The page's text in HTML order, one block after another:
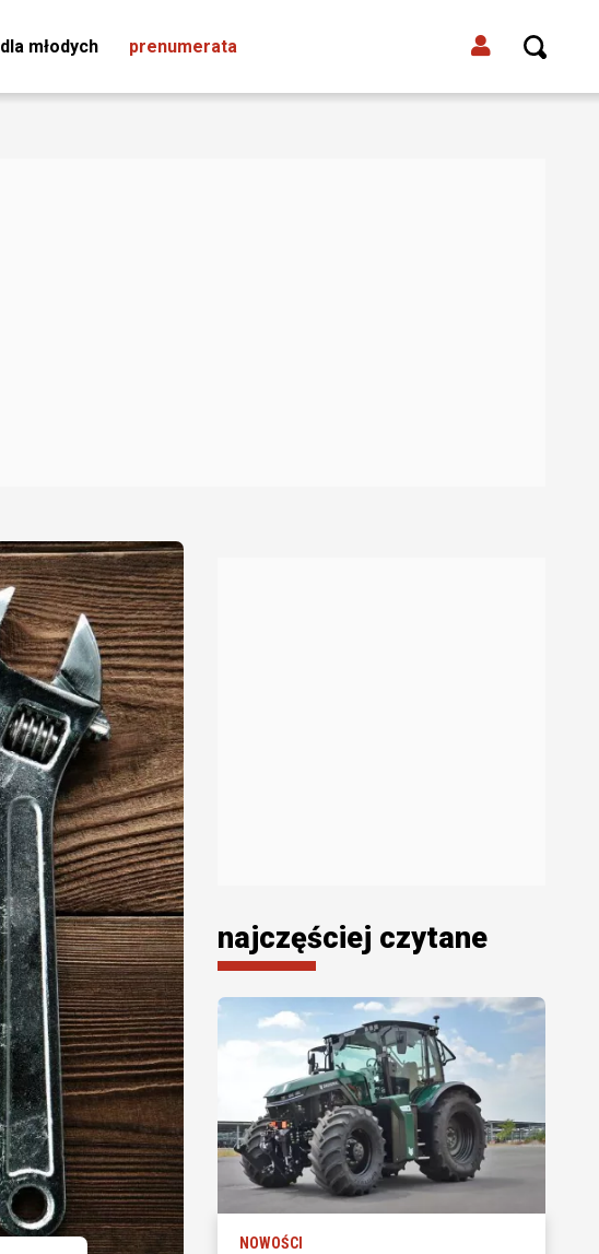
dla młodych prenumerata
najczęściej czytane
NOWOŚCI